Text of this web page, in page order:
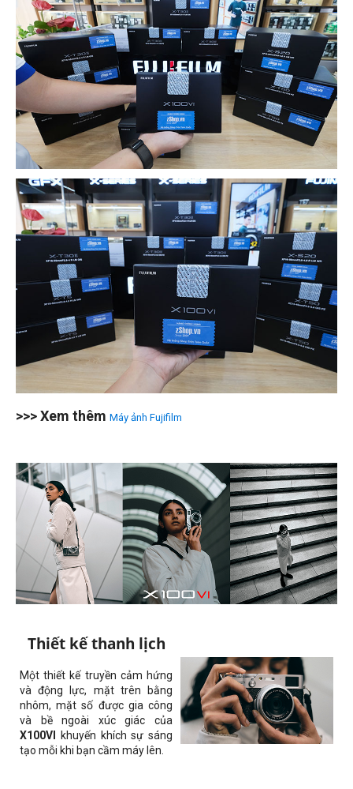
>>> Xem thêm Máy ảnh Fujifilm
Thiết kế thanh lịch
Một thiết kế truyền cảm hứng
và động lực, mặt trên bằng
nhôm, mặt số được gia công
và bề ngoài xúc giác của
X100VI
khuyến khích sự sáng
tạo mỗi khi bạn cầm máy lên.